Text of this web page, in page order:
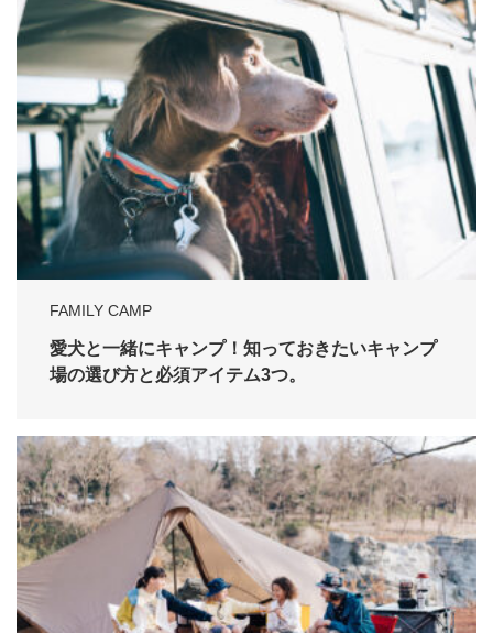
FAMILY CAMP
愛犬と一緒にキャンプ！知っておきたいキャンプ
場の選び方と必須アイテム3つ。